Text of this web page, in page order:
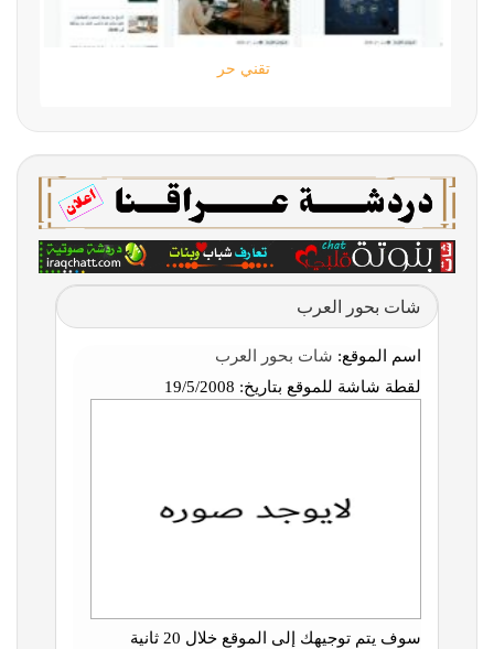
شات بحور العرب
اسم الموقع: شات بحور العرب
لقطة شاشة للموقع بتاريخ:
سوف يتم توجيهك إلى الموقع خلال 20 ثانية